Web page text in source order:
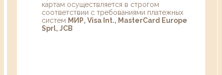
картам осуществляется в строгом
соответствии с требованиями платежных
систем МИР, Visa Int., MasterCard Europe
Sprl, JCB